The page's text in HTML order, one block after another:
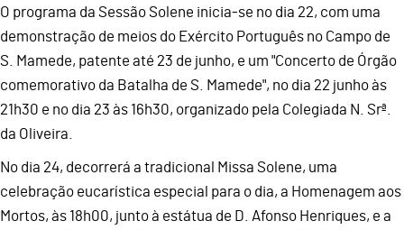
O programa da Sessão Solene inicia-se no dia 22, com uma
demonstração de meios do Exército Português no Campo de
S. Mamede, patente até 23 de junho, e um "Concerto de Órgão
comemorativo da Batalha de S. Mamede", no dia 22 junho às
21h30 e no dia 23 às 16h30, organizado pela Colegiada N. Srª.
da Oliveira.
No dia 24, decorrerá a tradicional Missa Solene, uma
celebração eucarística especial para o dia, a Homenagem aos
Mortos, às 18h00, junto à estátua de D. Afonso Henriques, e a